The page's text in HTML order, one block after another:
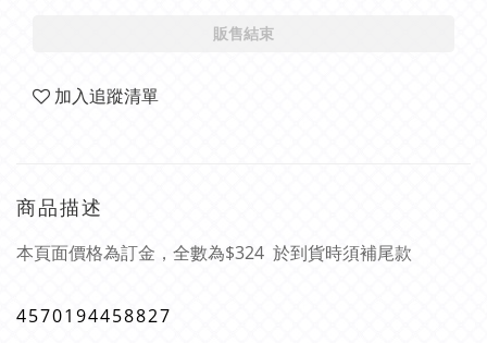
販售結束
加入追蹤清單
商品描述
本頁面價格為訂金，全數為$324 於到貨時須補尾款
4570194458827